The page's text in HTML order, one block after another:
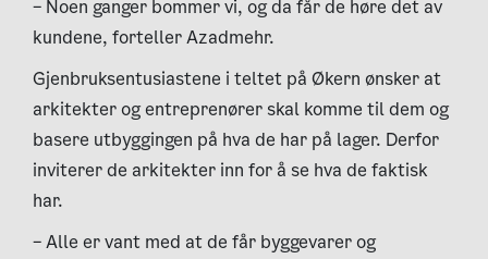
– Noen ganger bommer vi, og da får de høre det av
kundene, forteller Azadmehr.
Gjenbruksentusiastene i teltet på Økern ønsker at
arkitekter og entreprenører skal komme til dem og
basere utbyggingen på hva de har på lager. Derfor
inviterer de arkitekter inn for å se hva de faktisk
har.
– Alle er vant med at de får byggevarer og